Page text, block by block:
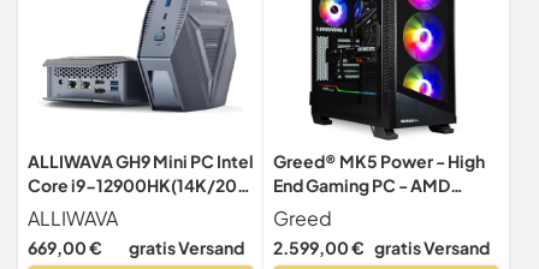
ALLIWAVA GH9 Mini PC Intel
Core i9-12900HK(14K/20T,
bis zu 5,0 GHz), 16GB RAM
1TB SSD, Win11 Pro, 3-Fach
Videoausgang (HDMI/USB-
ALLIWAVA
669,00 € gratis Versand
Greed® MK5 Power - High
End Gaming PC - AMD
Ryzen 5 9600X + Nvidia
Geforce RTX 5070Ti 16GB -
Schneller RGB Computer +
Greed
2.599,00 € gratis Versand